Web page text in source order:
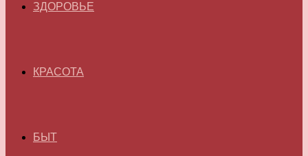
ЗДОРОВЬЕ
КРАСОТА
БЫТ